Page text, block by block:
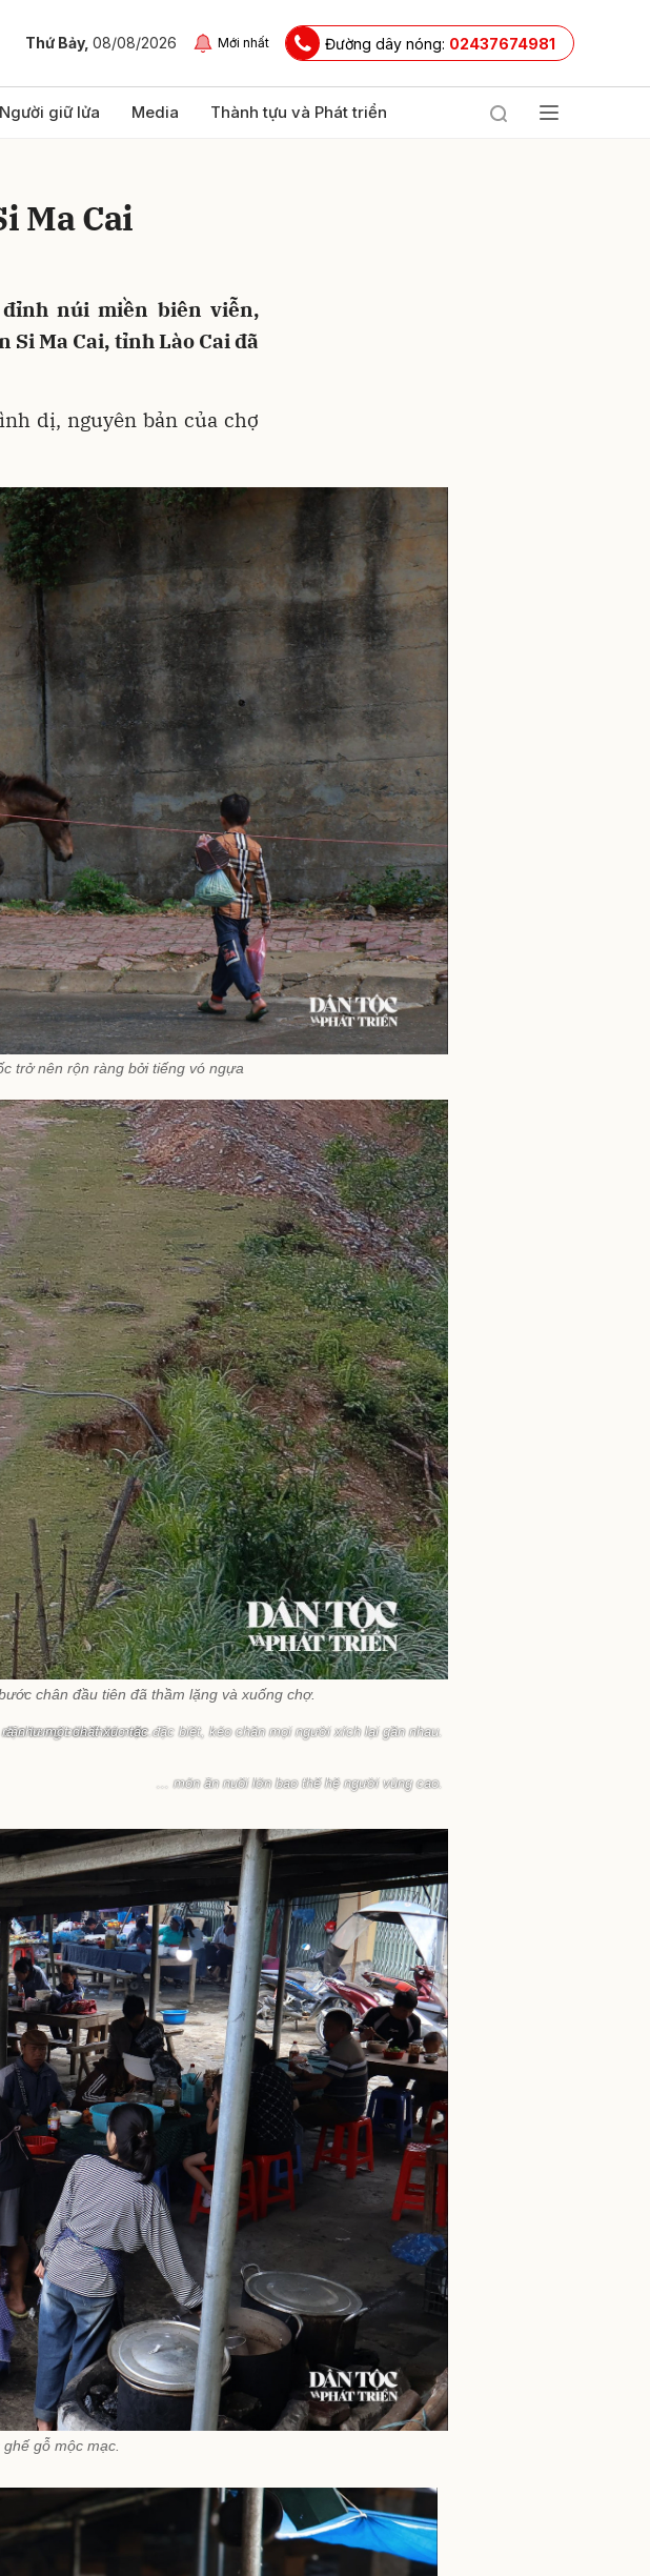
Thứ Bảy, 08/08/2026 Mới nhất Đường dây nóng: 02437674981
Người giữ lửa Media Thành tựu và Phát triển
Ma Cai
núi miền biên viễn,
Si Ma Cai, tỉnh Lào Cai đã
dị, nguyên bản của chợ
trở nên rộn ràng bởi tiếng vó ngựa
chân đầu tiên đã thầm lặng và xuống chợ.
trưng của thảo mộc.
như một chất xúc tác đặc biệt, kéo chân mọi người xích lại gần nhau.
... món ăn nuôi lớn bao thế hệ người vùng cao.
gỗ mộc mạc.
Hủy Gửi